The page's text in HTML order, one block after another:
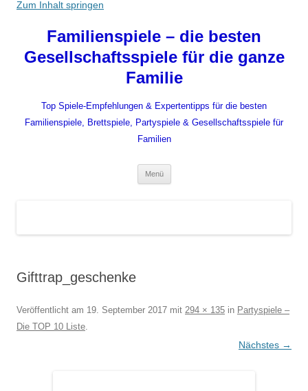
Zum Inhalt springen
Familienspiele – die besten
Gesellschaftsspiele für die ganze
Familie
Top Spiele-Empfehlungen & Expertentipps für die besten
Familienspiele, Brettspiele, Partyspiele & Gesellschaftsspiele für
Familien
Menü
Gifttrap_geschenke
Veröffentlicht am 19. September 2017 mit 294 × 135 in Partyspiele –
Die TOP 10 Liste.
Nächstes →